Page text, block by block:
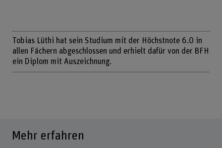
Tobias Lüthi hat sein Studium mit der Höchstnote 6.0 in
allen Fächern abgeschlossen und erhielt dafür von der BFH
ein Diplom mit Auszeichnung.
Mehr erfahren